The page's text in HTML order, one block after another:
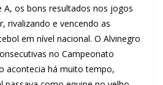
A, os bons resultados nos jogos
rivalizando e vencendo as
em nível nacional. O Alvinegro
no Campeonato
acontecia há muito tempo,